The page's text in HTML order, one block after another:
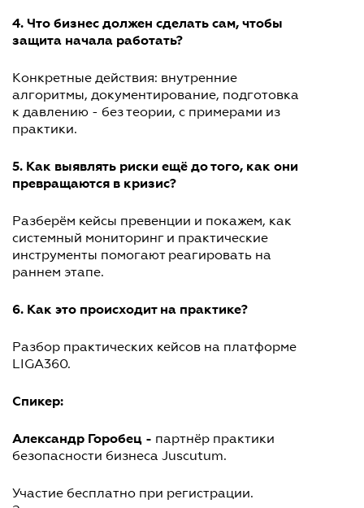
4. Что бизнес должен сделать сам, чтобы
защита начала работать?
Конкретные действия: внутренние
алгоритмы, документирование, подготовка
к давлению - без теории, с примерами из
практики.
5. Как выявлять риски ещё до того, как они
превращаются в кризис?
Разберём кейсы превенции и покажем, как
системный мониторинг и практические
инструменты помогают реагировать на
раннем этапе.
6. Как это происходит на практике?
Разбор практических кейсов на платформе
LIGA360.
Спикер:
Александр Горобец - партнёр практики
безопасности бизнеса Juscutum.
Участие бесплатно при регистрации.